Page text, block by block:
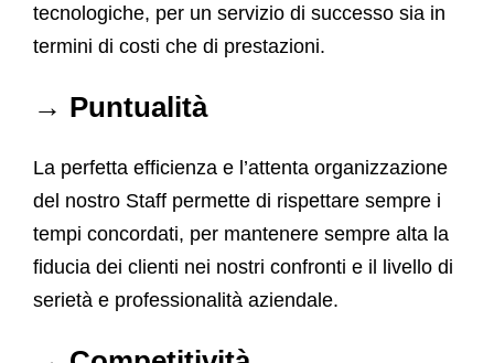
tecnologiche, per un servizio di successo sia in
termini di costi che di prestazioni.
→ Puntualità
La perfetta efficienza e l’attenta organizzazione
del nostro Staff permette di rispettare sempre i
tempi concordati, per mantenere sempre alta la
fiducia dei clienti nei nostri confronti e il livello di
serietà e professionalità aziendale.